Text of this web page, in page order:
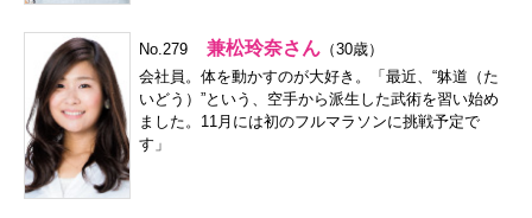
No.279 兼松玲奈さん （30歳）
会社員。体を動かすのが大好き。「最近、“躰道（た
いどう）”という、空手から派生した武術を習い始め
ました。11月には初のフルマラソンに挑戦予定で
す」